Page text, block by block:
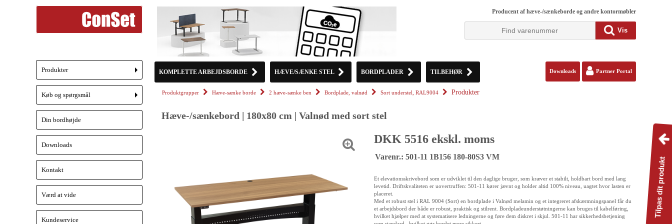
Producent af hæve-/sænkeborde og andre kontormøbler
Vis
KOMPLETTE ARBEJDSBORDE HÆVE/SÆNKE STEL BORDPLADER TILBEHØR Downloads Partner Portal
Produktgrupper Hæve-sænke borde 2 hæve-sænke ben Bordplade, valnød Sort understel, RAL9004 Produkter
Hæve-/sænkebord | 180x80 cm | Valnød med sort stel
DKK 5516 ekskl. moms
Varenr.: 501-11 1B156 180-80S3 VM
Et elevationsskrivebord som er udviklet til den daglige bruger, som kræver et stabilt, holdbart bord med lang
levetid. Driftskvaliteten er uovertruffen: 501-11 kører jævnt og holder altid 100% niveau, uagtet hvor lasten er
placeret.
Med et robust stel i RAL 9004 (Sort) en bordplade i Valnød melamin og et integreret afskærmningspanel får du
et arbejdsbord der både er robust, praktisk og stilrent. Bordpladeunderstøtningerne kan bruges til kabelføring,
hvilket hjælper med at systematisere ledningerne og føre dem diskret i skjul. 501-11 har sikkerhedsbetjening
Tilpas dit produkt
+
Produkter
+
Køb og spørgsmål
Din bordhøjde
Downloads
Kontakt
Værd at vide
Kundeservice